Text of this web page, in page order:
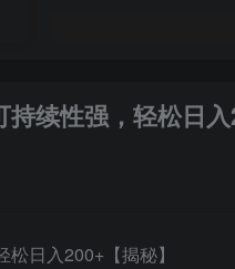
续性强，轻松日入
日入200+【揭秘】